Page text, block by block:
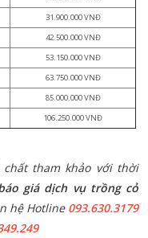
tham khảo với thời
giá dịch vụ trồng cỏ
hệ Hotline 093.630.3179